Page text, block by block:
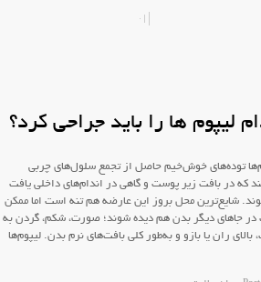
لیپوم ها را باید جراحی کرد؟
توده‌های خوش‌خیم حاصل از تجمع سلول‌های چربی
که در بافت زیر پوست و گاهی در اندام‌های داخلی یافت
شایع‌ترین محل بروز این عارضه هم تنه است اما ممکن
جاهای دیگر بدن هم دیده شوند؛ صورت، شکم، گردن به
بالای ران یا بازو و به‌طور کلی بافت‌های نرم بدن. لیپوم‌ها